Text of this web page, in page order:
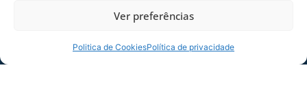
Ver preferências
Politica de CookiesPolítica de privacidade
PROGRAMAÇÃO